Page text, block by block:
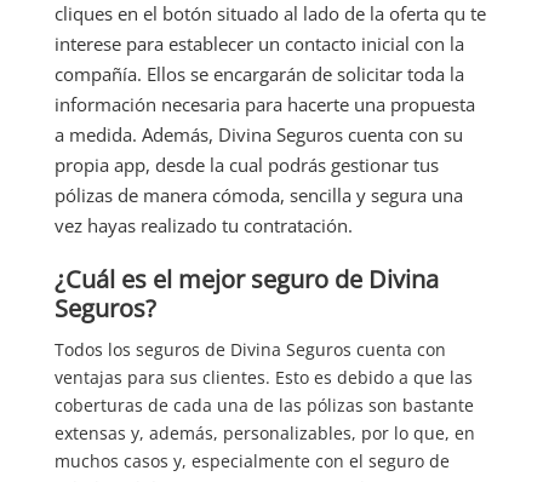
cliques en el botón situado al lado de la oferta qu te
interese para establecer un contacto inicial con la
compañía. Ellos se encargarán de solicitar toda la
información necesaria para hacerte una propuesta
a medida. Además, Divina Seguros cuenta con su
propia app, desde la cual podrás gestionar tus
pólizas de manera cómoda, sencilla y segura una
vez hayas realizado tu contratación.
¿Cuál es el mejor seguro de Divina
Seguros?
Todos los seguros de Divina Seguros cuenta con
ventajas para sus clientes. Esto es debido a que las
coberturas de cada una de las pólizas son bastante
extensas y, además, personalizables, por lo que, en
muchos casos y, especialmente con el seguro de